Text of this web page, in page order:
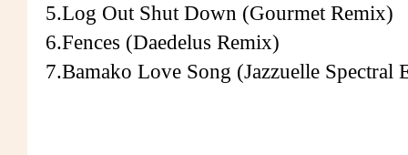
5.Log Out Shut Down (Gourmet Remix)
6.Fences (Daedelus Remix)
7.Bamako Love Song (Jazzuelle Spectral